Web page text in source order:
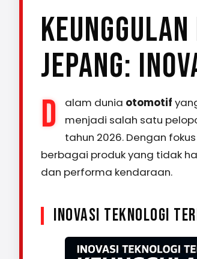
JEPANG:
D alam dunia otomotif
menjadi salah satu
tahun 2026. Dengan
berbagai produk yang tidak
dan performa kendaraan.
INOVASI TEKNOLOGI